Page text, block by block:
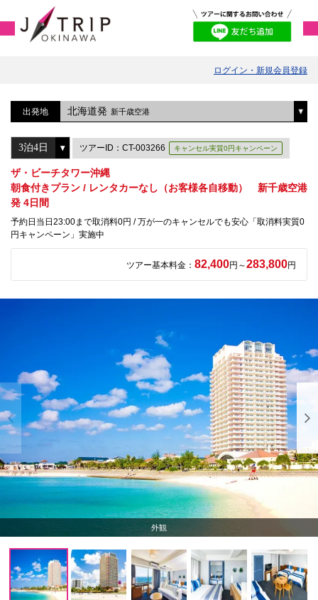
ログイン・新規会員登録
出発地 北海道発 新千歳空港
ツアーID：CT-003266 キャンセル実質0円キャンペーン
ザ・ビーチタワー沖縄
朝食付きプラン / レンタカーなし（お客様各自移動） 新千歳空港
発 4日間
予約日当日23:00まで取消料0円 / 万が一のキャンセルでも安心「取消料実質0
円キャンペーン」実施中
ツアー基本料金： 82,400円～283,800円
外観